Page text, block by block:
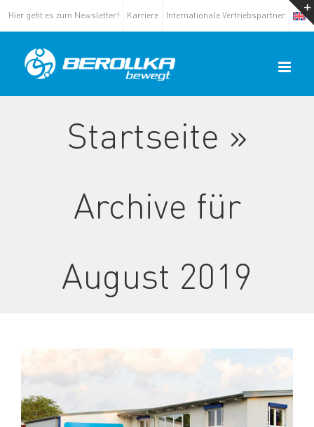
Zum
Inhalt
springen
Hier geht es zum Newsletter! Karriere Internationale Vertriebspartner
Startseite »
Archive für
August 2019